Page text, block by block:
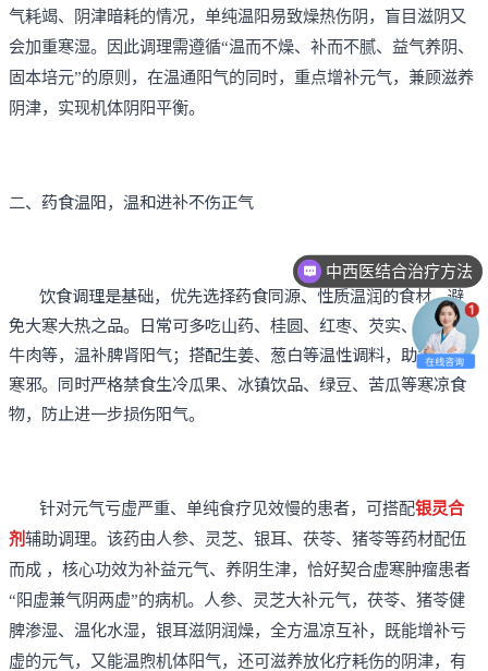
气耗竭、阴津暗耗的情况，单纯温阳易致燥热伤阴，盲目滋阴又
会加重寒湿。因此调理需遵循“温而不燥、补而不腻、益气养阴、
固本培元”的原则，在温通阳气的同时，重点增补元气，兼顾滋养
阴津，实现机体阴阳平衡。
二、药食温阳，温和进补不伤正气
饮食调理是基础，优先选择药食同源、性质温润的食材，避
免大寒大热之品。日常可多吃山药、桂圆、红枣、芡实、羊肉、
牛肉等，温补脾肾阳气；搭配生姜、葱白等温性调料，助力驱散
寒邪。同时严格禁食生冷瓜果、冰镇饮品、绿豆、苦瓜等寒凉食
物，防止进一步损伤阳气。
针对元气亏虚严重、单纯食疗见效慢的患者，可搭配银灵合
剂辅助调理。该药由人参、灵芝、银耳、茯苓、猪苓等药材配伍
而成 ，核心功效为补益元气、养阴生津，恰好契合虚寒肿瘤患者
“阳虚兼气阴两虚”的病机。人参、灵芝大补元气，茯苓、猪苓健
脾渗湿、温化水湿，银耳滋阴润燥，全方温凉互补，既能增补亏
虚的元气，又能温煦机体阳气，还可滋养放化疗耗伤的阴津，有
中西医结合治疗方法